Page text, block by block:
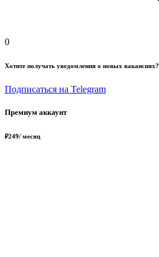
0
Хотите получать уведомления о новых вакансиях?
Подписаться на Telegram
Премиум аккаунт
₽249/ месяц